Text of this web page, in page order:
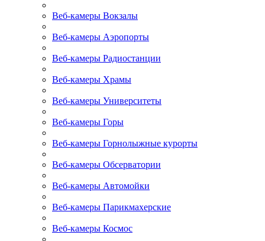
Веб-камеры Вокзалы
Веб-камеры Аэропорты
Веб-камеры Радиостанции
Веб-камеры Храмы
Веб-камеры Университеты
Веб-камеры Горы
Веб-камеры Горнолыжные курорты
Веб-камеры Обсерватории
Веб-камеры Автомойки
Веб-камеры Парикмахерские
Веб-камеры Космос